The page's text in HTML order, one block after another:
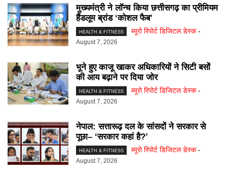
मुख्यमंत्री ने लॉन्च किया छत्तीसगढ़ का प्रीमियम
हैंडलूम ब्रांड ‘कोशल फैब’
HEALTH & FITNESS ब्यूरो रिपोर्ट डिजिटल डेस्क -
August 7, 2026
भूने हुए काजू खाकर अधिकारियों ने सिटी बसों
की आय बढ़ाने पर दिया जोर
HEALTH & FITNESS ब्यूरो रिपोर्ट डिजिटल डेस्क -
August 7, 2026
नेपाल: सत्तारूढ़ दल के सांसदों ने सरकार से
पूछा– ‘सरकार कहां है?’
HEALTH & FITNESS ब्यूरो रिपोर्ट डिजिटल डेस्क -
August 7, 2026